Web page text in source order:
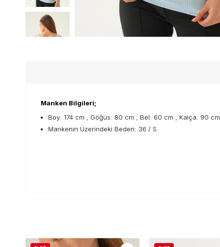
Manken Bilgileri;
Boy: 174 cm , Göğüs: 80 cm , Bel: 60 cm , Kalça: 90 cm
Mankenin Üzerindeki Beden: 36 / S